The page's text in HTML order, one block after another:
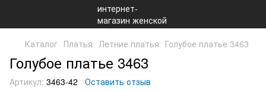
Каталог Платья Летние платья Голубое платье 3463
Голубое платье 3463
Артикул: 3463-42 Оставить отзыв